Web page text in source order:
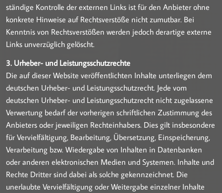
ständige Kontrolle der externen Links ist für den Anbieter ohne
konkrete Hinweise auf Rechtsverstöße nicht zumutbar. Bei
Kenntnis von Rechtsverstößen werden jedoch derartige externe
Links unverzüglich gelöscht.
3. Urheber- und Leistungsschutzrechte
Die auf dieser Website veröffentlichten Inhalte unterliegen dem
deutschen Urheber- und Leistungsschutzrecht. Jede vom
deutschen Urheber- und Leistungsschutzrecht nicht zugelassene
Verwertung bedarf der vorherigen schriftlichen Zustimmung des
Anbieters oder jeweiligen Rechteinhabers. Dies gilt insbesondere
für Vervielfältigung, Bearbeitung, Übersetzung, Einspeicherung,
Verarbeitung bzw. Wiedergabe von Inhalten in Datenbanken
oder anderen elektronischen Medien und Systemen. Inhalte und
Rechte Dritter sind dabei als solche gekennzeichnet. Die
unerlaubte Vervielfältigung oder Weitergabe einzelner Inhalte